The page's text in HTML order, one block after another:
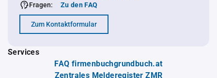
Fragen:
Zu den FAQ
Zum Kontaktformular
Services
FAQ firmenbuchgrundbuch.at
Zentrales Melderegister ZMR